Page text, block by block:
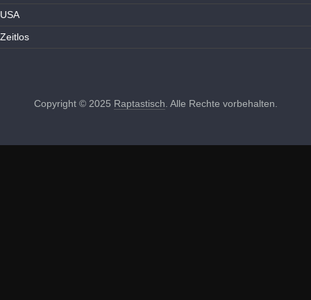
USA
Zeitlos
Copyright © 2025 Raptastisch . Alle Rechte vorbehalten.